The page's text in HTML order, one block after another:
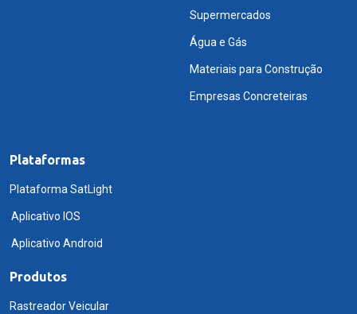
Supermercados
Água e Gás
Materiais para Construção
Empresas Concreteiras
Plataformas
Plataforma SatLight
Aplicativo IOS
Aplicativo Android
Produtos
Rastreador Veicular